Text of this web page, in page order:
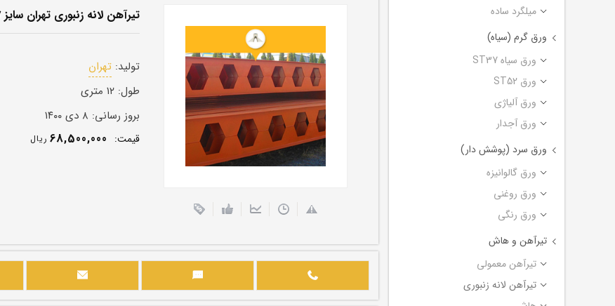
میلگرد ساده
ورق گرم (سیاه)
ورق سیاه ST37
ورق ST52
ورق آلیاژی
ورق آجدار
ورق سرد (پوشش دار)
ورق گالوانیزه
ورق روغنی
ورق رنگی
تیرآهن و هاش
تیرآهن معمولی
تیرآهن لانه زنبوری
تیرآهن لانه زنبوری تهران سایز 27
تولید: تهران
طول: ۱۲ متری
بروز رسانی: ۸ دی ۱۴۰۰
قيمت: 68,500,000 ريال